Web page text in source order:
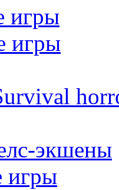
игры
игры
экшены
игры